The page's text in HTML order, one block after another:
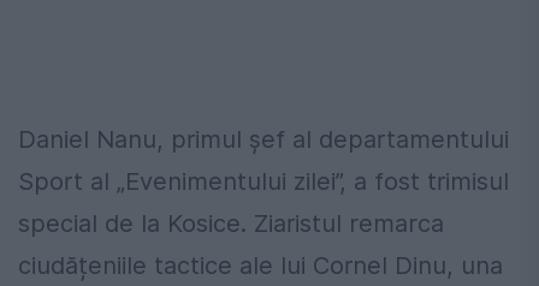
Daniel Nanu, primul șef al departamentului
Sport al „Evenimentului zilei”, a fost trimisul
special de la Kosice. Ziaristul remarca
ciudățeniile tactice ale lui Cornel Dinu, una